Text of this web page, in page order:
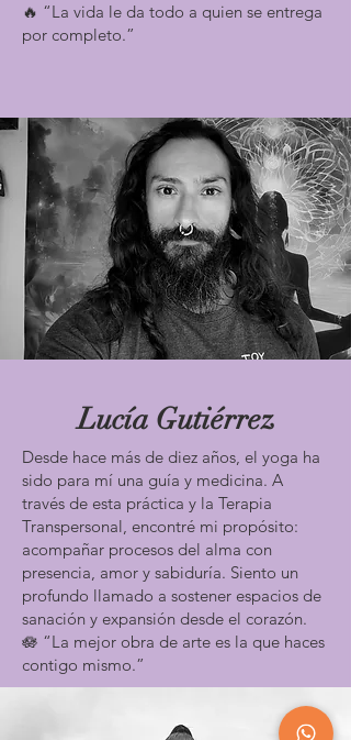
ejemplos cotidianos. Una oportunidad
para observar nuestros patrones,
vida más libre, lúcida y compasiva.
🔥 “La vida le da todo a quien se entrega
por completo.”
Lucía Gutiérrez
Desde hace más de diez años, el yoga ha
sido para mí una guía y medicina. A
través de esta práctica y la Terapia
Transpersonal, encontré mi propósito:
acompañar procesos del alma con
presencia, amor y sabiduría. Siento un
profundo llamado a sostener espacios de
sanación y expansión desde el corazón.
🪷 “La mejor obra de arte es la que haces
contigo mismo.”